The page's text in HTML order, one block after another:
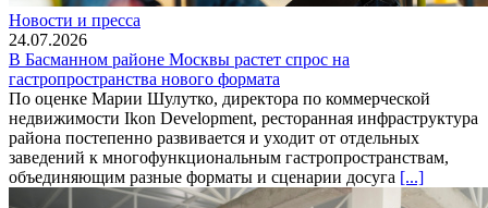
Новости и пресса
24.07.2026
В Басманном районе Москвы растет спрос на
гастропространства нового формата
По оценке Марии Шулутко, директора по коммерческой
недвижимости Ikon Development, ресторанная инфраструктура
района постепенно развивается и уходит от отдельных
заведений к многофункциональным гастропространствам,
объединяющим разные форматы и сценарии досуга [...]